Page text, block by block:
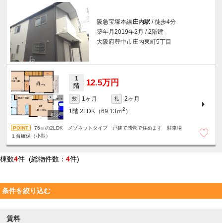
阪急宝塚本線庄内駅 / 徒歩4分
築年月2019年2月 / 2階建
大阪府豊中市庄内東町5丁目
1
階
12.5万円
敷 1ヶ月 礼
2ヶ月
1階 2LDK（69.13ｍ2 ）
76㎡の2LDK メゾネットタイプ 戸建て感覚で住めます 駐車場
１台確保（小型）
棟数4件 (総物件数： 4件)
条件を絞り込む
賃料